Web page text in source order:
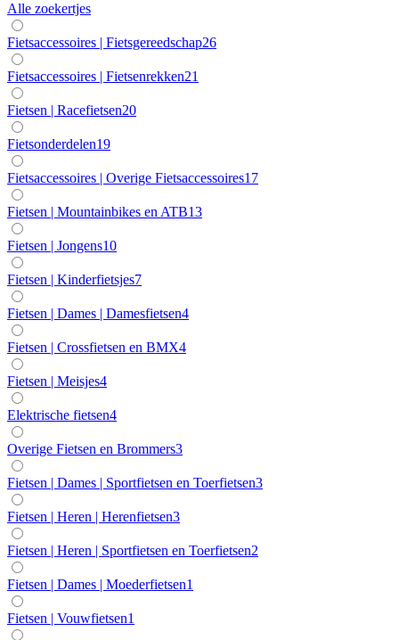
Alle zoekertjes
Fietsaccessoires | Fietsgereedschap26
Fietsaccessoires | Fietsenrekken21
Fietsen | Racefietsen20
Fietsonderdelen19
Fietsaccessoires | Overige Fietsaccessoires17
Fietsen | Mountainbikes en ATB13
Fietsen | Jongens10
Fietsen | Kinderfietsjes7
Fietsen | Dames | Damesfietsen4
Fietsen | Crossfietsen en BMX4
Fietsen | Meisjes4
Elektrische fietsen4
Overige Fietsen en Brommers3
Fietsen | Dames | Sportfietsen en Toerfietsen3
Fietsen | Heren | Herenfietsen3
Fietsen | Heren | Sportfietsen en Toerfietsen2
Fietsen | Dames | Moederfietsen1
Fietsen | Vouwfietsen1